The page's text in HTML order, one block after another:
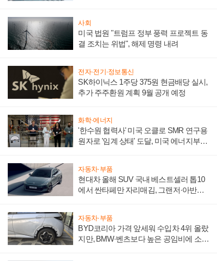
사회
미국 법원 "트럼프 정부 풍력 프로젝트 동
결 조치는 위법", 해제 명령 내려
전자·전기·정보통신
SK하이닉스 1주당 375원 현금배당 실시,
추가 주주환원 계획 9월 공개 예정
화학·에너지
'한수원 협력사' 미국 오클로 SMR 연구용
원자로 '임계 상태' 도달, 미국 에너지부
자동차·부품
현대차 올해 SUV 국내 베스트셀러 톱10
에서 싼타페만 자리매김, 그랜저·아반떼
자동차·부품
BYD코리아 가격 앞세워 수입차 4위 올랐
지만, BMW·벤츠보다 높은 공임비에 소비